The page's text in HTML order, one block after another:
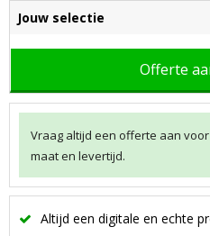
Jouw selectie
Offerte
Vraag altijd een offerte aan
maat en levertijd.
Altijd een digitale en echte